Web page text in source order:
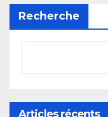
Recherche
Articles récents